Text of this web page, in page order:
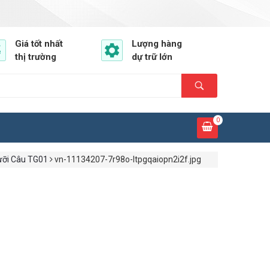
Giá tốt nhất
thị trường
Lượng hàng
dự trữ lớn
0
Câu TG01 vn-11134207-7r98o-ltpgqaiopn2i2f.jpg